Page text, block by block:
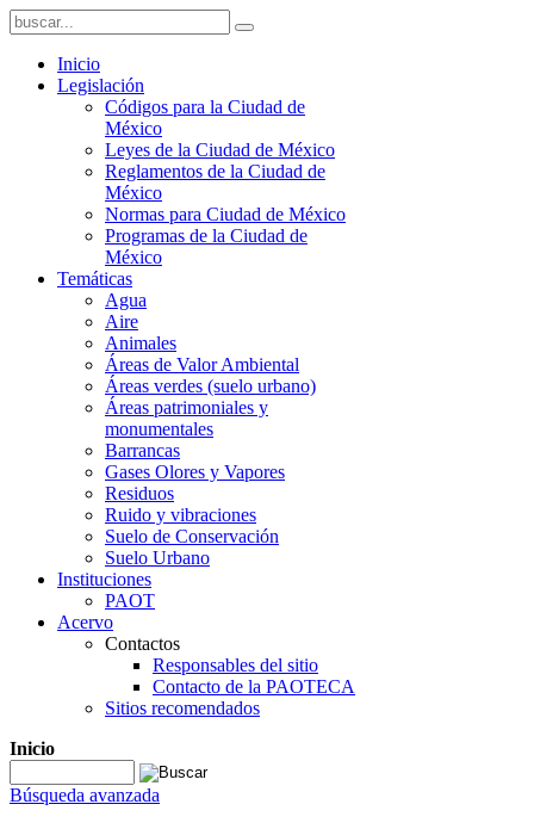
Inicio
Legislación
Códigos para la Ciudad de
México
Leyes de la Ciudad de México
Reglamentos de la Ciudad de
México
Normas para Ciudad de México
Programas de la Ciudad de
México
Temáticas
Agua
Aire
Animales
Áreas de Valor Ambiental
Áreas verdes (suelo urbano)
Áreas patrimoniales y
monumentales
Barrancas
Gases Olores y Vapores
Residuos
Ruido y vibraciones
Suelo de Conservación
Suelo Urbano
Instituciones
PAOT
Acervo
Contactos
Responsables del sitio
Contacto de la PAOTECA
Sitios recomendados
Inicio
Búsqueda avanzada